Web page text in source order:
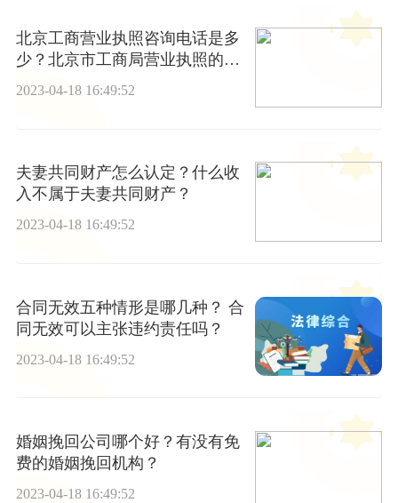
北京工商营业执照咨询电话是多
少？北京市工商局营业执照的年
检的流程
2023-04-18 16:49:52
夫妻共同财产怎么认定？什么收
入不属于夫妻共同财产？
2023-04-18 16:49:52
合同无效五种情形是哪几种？ 合
同无效可以主张违约责任吗？
2023-04-18 16:49:52
婚姻挽回公司哪个好？有没有免
费的婚姻挽回机构？
2023-04-18 16:49:52